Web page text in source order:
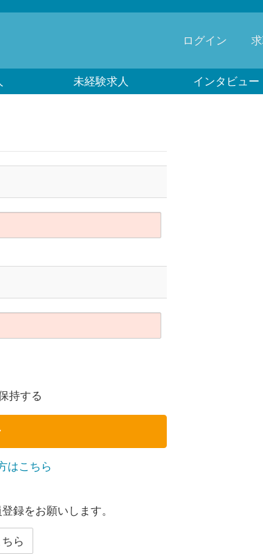
ログイン
未経験求人 インタビュー
持する
はこちら
録をお願いします。
ら